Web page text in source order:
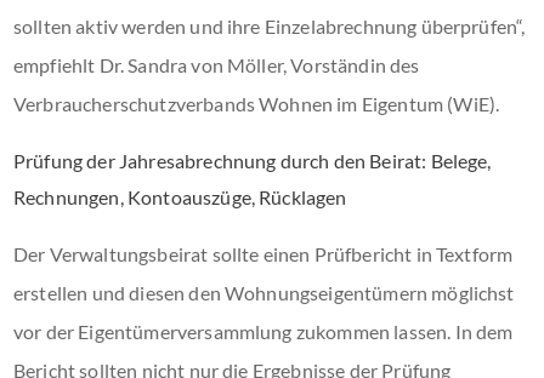
sollten aktiv werden und ihre Einzelabrechnung überprüfen“,
empfiehlt Dr. Sandra von Möller, Vorständin des
Verbraucherschutzverbands Wohnen im Eigentum (WiE).
Prüfung der Jahresabrechnung durch den Beirat: Belege,
Rechnungen, Kontoauszüge, Rücklagen
Der Verwaltungsbeirat sollte einen Prüfbericht in Textform
erstellen und diesen den Wohnungseigentümern möglichst
vor der Eigentümerversammlung zukommen lassen. In dem
Bericht sollten nicht nur die Ergebnisse der Prüfung